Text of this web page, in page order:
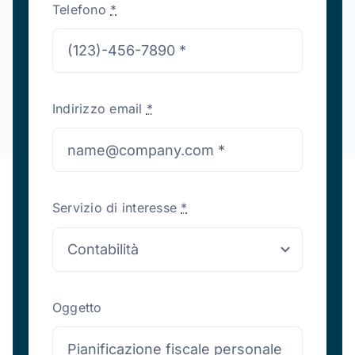
Telefono *
Indirizzo email *
Servizio di interesse *
Oggetto